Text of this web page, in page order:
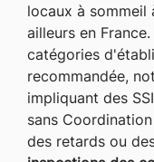
locaux à sommeil
ailleurs en
catégories
recommandée,
impliquant des
sans
des retards ou